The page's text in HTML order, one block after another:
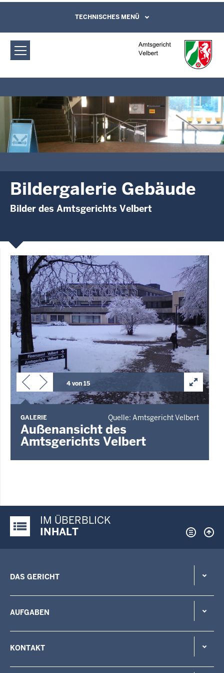
Amtsgericht Velbert: Bildergalerie
Gebäude
Direkt zum Inhalt
Leichte Sprache, Gebärdensprachenvideo
und Kontaktformular
TECHNISCHES MENÜ
Bildergalerie Gebäude
Bilder des Amtsgerichts Velbert
4 von 15
Quelle: Amtsgericht Velbert
GALERIE
Außenansicht des
Amtsgerichts Velbert
Justiz-Portal im Überblick:
IM ÜBERBLICK
INHALT
DAS GERICHT
AUFGABEN
KONTAKT